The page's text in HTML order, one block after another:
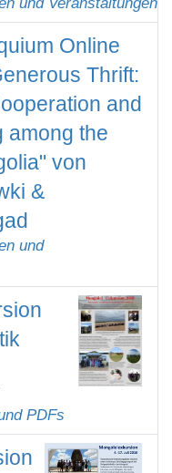
Online
Thrift:
and
among the
von
&
und
PDFs